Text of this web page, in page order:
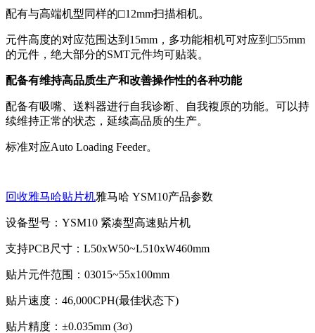
配有与高端机型同样的□12mm扫描相机。
元件高度的对应范围达到15mm，多功能相机可对应到□55mm
的元件，绝大部分的SMT元件均可贴装。
配备有维持高品质生产和改善操作性的各种功能
配备有吸嘴、送料器进行自我诊断、自我複原的功能。可以持
续维持正常的状态，延续高品质的生产。
标准对应Auto Loading Feeder。
回收雅马哈贴片机雅马哈 YSM10产品参数
设备型号：YSM10 紧凑型高速贴片机
支持PCB尺寸：L50xW50~L510xW460mm
贴片元件范围：03015~55x100mm
贴片速度：46,000CPH(最佳状态下)
贴片精度：±0.035mm (3σ)